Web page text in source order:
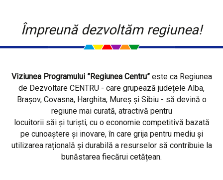
Împreună dezvoltăm regiunea!
Viziunea Programului ”Regiunea Centru”este ca Regiunea
de Dezvoltare CENTRU - care grupează județele Alba,
Brașov, Covasna, Harghita, Mureș și Sibiu - să devină o
regiune mai curată, atractivă pentru
locuitorii săi și turiști, cu o economie competitivă bazată
pe cunoaștere și inovare, în care grija pentru mediu și
utilizarea rațională și durabilă a resurselor să contribuie la
bunăstarea fiecărui cetățean.